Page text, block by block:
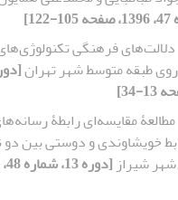
دلالت‌های فرهنگی تکنولوژی‌های
طبقه متوسط شهر تهران
مطالعۀ مقایسه‌ای رابطۀ
خویشاوندی و دوستی بین
شیراز